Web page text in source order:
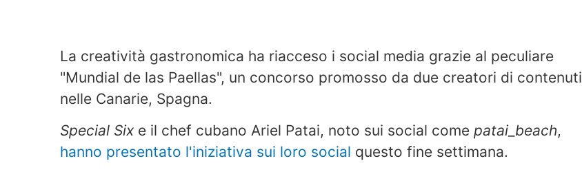
La creatività gastronomica ha riacceso i social media grazie al peculiare
"Mundial de las Paellas", un concorso promosso da due creatori di contenuti
nelle Canarie, Spagna.
Special Six e il chef cubano Ariel Patai, noto sui social come patai_beach,
hanno presentato l'iniziativa sui loro social questo fine settimana.